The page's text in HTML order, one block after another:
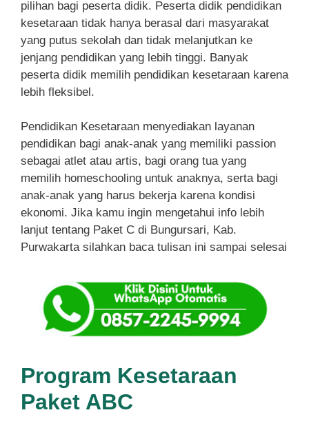
pilihan bagi peserta didik. Peserta didik pendidikan
kesetaraan tidak hanya berasal dari masyarakat
yang putus sekolah dan tidak melanjutkan ke
jenjang pendidikan yang lebih tinggi. Banyak
peserta didik memilih pendidikan kesetaraan karena
lebih fleksibel.
Pendidikan Kesetaraan menyediakan layanan
pendidikan bagi anak-anak yang memiliki passion
sebagai atlet atau artis, bagi orang tua yang
memilih homeschooling untuk anaknya, serta bagi
anak-anak yang harus bekerja karena kondisi
ekonomi. Jika kamu ingin mengetahui info lebih
lanjut tentang Paket C di Bungursari, Kab.
Purwakarta silahkan baca tulisan ini sampai selesai
Program Kesetaraan
Paket ABC